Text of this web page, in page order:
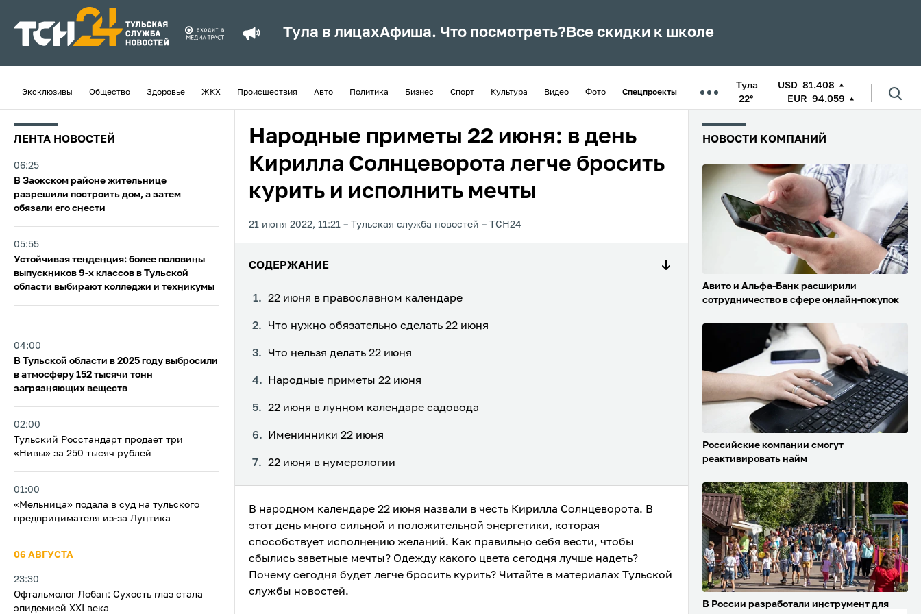
Тула в лицахАфиша. Что посмотреть? Все скидки к школе
Эксклюзивы Общество Здоровье ЖКХ Происшествия Авто Политика Бизнес Спорт Культура Видео Фото Спецпроекты
Тула
22°
USD 81.408
EUR 94.059
ЛЕНТА НОВОСТЕЙ
06:25
В Заокском районе жительнице
разрешили построить дом, а затем
обязали его снести
05:55
Устойчивая тенденция: более половины
выпускников 9‑х классов в Тульской
области выбирают колледжи и техникумы
04:00
В Тульской области в 2025 году выбросили
в атмосферу 152 тысячи тонн
загрязняющих веществ
02:00
Тульский Росстандарт продает три
«Нивы» за 250 тысяч рублей
01:00
«Мельница» подала в суд на тульского
предпринимателя из‑за Лунтика
06 АВГУСТА
23:30
Офтальмолог Лобан: Сухость глаз стала
эпидемией XXI века
Народные приметы 22 июня: в день
Кирилла Солнцеворота легче бросить
курить и исполнить мечты
21 июня 2022, 11:21 Тульская служба новостей ТСН24
СОДЕРЖАНИЕ
22 июня в православном календаре
Что нужно обязательно сделать 22 июня
Что нельзя делать 22 июня
Народные приметы 22 июня
22 июня в лунном календаре садовода
Именинники 22 июня
22 июня в нумерологии
В народном календаре 22 июня назвали в честь Кирилла Солнцеворота. В
этот день много сильной и положительной энергетики, которая
способствует исполнению желаний. Как правильно себя вести, чтобы
сбылись заветные мечты? Одежду какого цвета сегодня лучше надеть?
Почему сегодня будет легче бросить курить? Читайте в материалах Тульской
службы новостей.
НОВОСТИ КОМПАНИЙ
Авито и Альфа-Банк расширили
сотрудничество в сфере онлайн-покупок
Российские компании смогут
реактивировать найм
В России разработали инструмент для